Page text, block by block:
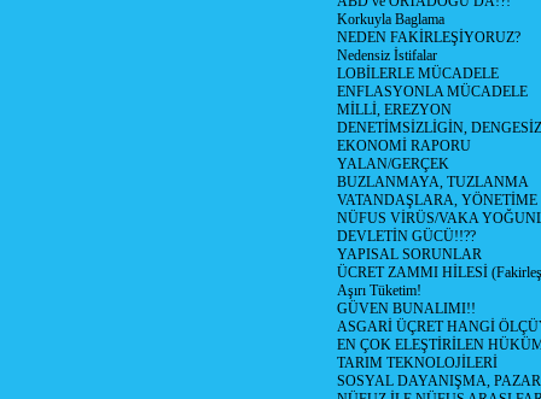
Korkuyla Baglama
NEDEN FAKİRLEŞİYORUZ?
Nedensiz İstifalar
LOBİLERLE MÜCADELE
ENFLASYONLA MÜCADELE
MİLLİ, EREZYON
DENETİMSİZLİGİN,
EKONOMİ RAPORU
YALAN/GERÇEK
BUZLANMAYA, TUZLANMA
VATANDAŞLARA,
NÜFUS VİRÜS/VAKA
DEVLETİN GÜCÜ!!??
YAPISAL SORUNLAR
ÜCRET ZAMMI HİLESİ
Aşırı Tüketim!
GÜVEN BUNALIMI!!
ASGARİ ÜÇRET HANGİ
EN ÇOK ELEŞTİRİLEN
TARIM TEKNOLOJİLERİ
SOSYAL DAYANIŞMA,